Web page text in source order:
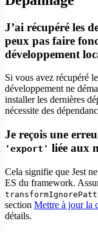
J’ai récupéré les
peux pas faire
développement
Si vous avez récupéré
développement ne
installer les dernières
nécessite des
Je reçois une
'export' liée aux
Cela signifie que Jest
ES du framework.
section Mettre à jour la
détails.